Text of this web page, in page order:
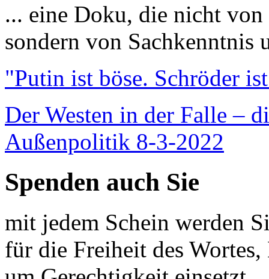
... eine Doku, die nicht
sondern von Sachkenntnis
"Putin ist böse. Schröder
Der Westen in der Falle –
Außenpolitik 8-3-2022
Spenden auch Sie
mit jedem Schein werden
für die Freiheit des